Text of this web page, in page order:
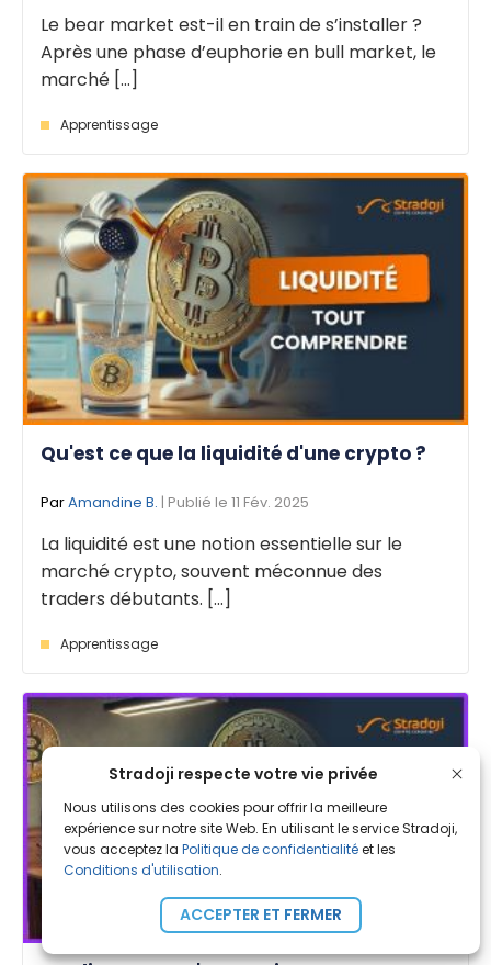
Stradoji respecte votre vie privée
Nous utilisons des cookies pour offrir la meilleure
expérience sur notre site Web. En utilisant le service Stradoji,
vous acceptez la Politique de confidentialitéet les
Conditions d'utilisation.
ACCEPTER ET FERMER
Le bear market est-il en train de s’installer ?
Après une phase d’euphorie en bull market, le
marché [...]
Apprentissage
Qu'est ce que la liquidité d'une crypto ?
ParAmandine B. | Publié le 11 Fév. 2025
La liquidité est une notion essentielle sur le
marché crypto, souvent méconnue des
traders débutants. [...]
Apprentissage